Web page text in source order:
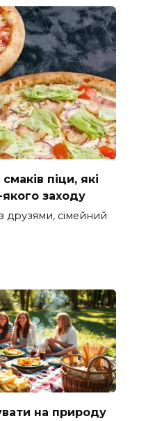
піци, які
заходу
друзями, сімейний
на природу